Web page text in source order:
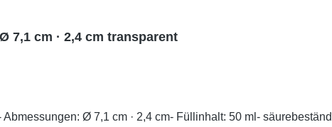
7,1 cm · 2,4 cm transparent
Ø 7,1 cm · 2,4 cm- Füllinhalt: 50 ml-